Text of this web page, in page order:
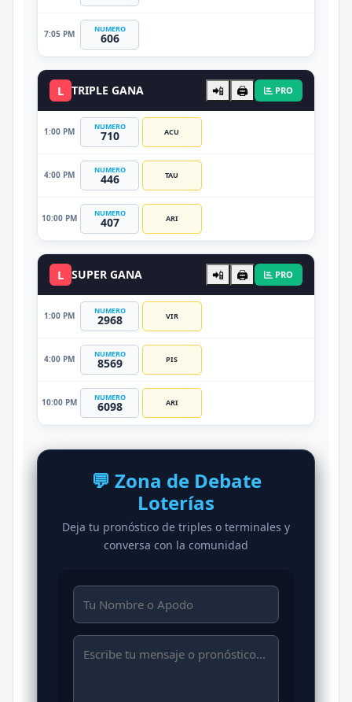
7:05 PM NUMERO
606
L TRIPLE GANA 📲 🖨️ PRO
1:00 PM NUMERO
710 ACU
4:00 PM NUMERO
446 TAU
10:00 PM NUMERO
407 ARI
L SUPER GANA 📲 🖨️ PRO
1:00 PM NUMERO
2968 VIR
4:00 PM NUMERO
8569 PIS
10:00 PM NUMERO
6098 ARI
💬 Zona de Debate
Loterías
Deja tu pronóstico de triples o terminales y
conversa con la comunidad